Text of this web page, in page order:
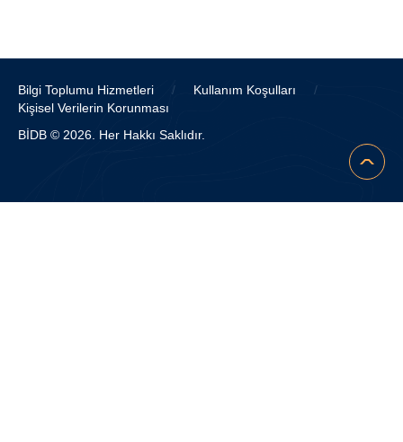
Bilgi Toplumu Hizmetleri / Kullanım Koşulları
/
Kişisel Verilerin Korunması
BİDB © 2026. Her Hakkı Saklıdır.